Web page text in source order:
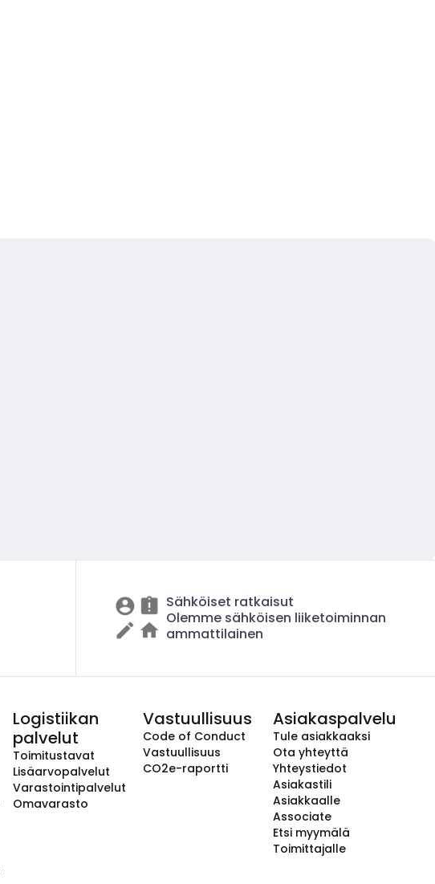
Sähköiset ratkaisut
Olemme sähköisen liiketoiminnan
ammattilainen
Logistiikan
palvelut
Toimitustavat
Lisäarvopalvelut
Varastointipalvelut
Omavarasto
Vastuullisuus
Code of Conduct
Vastuullisuus
CO2e-raportti
Asiakaspalvelu
Tule asiakkaaksi
Ota yhteyttä
Yhteystiedot
Asiakastili
Asiakkaalle
Associate
Etsi myymälä
Toimittajalle